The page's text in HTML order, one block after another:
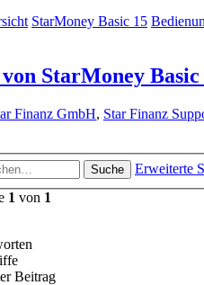
StarMoney Basic 15
StarMoney Basic
Finanz GmbH, Star Finanz
Suche
Erweiterte
1 von 1
Beitrag